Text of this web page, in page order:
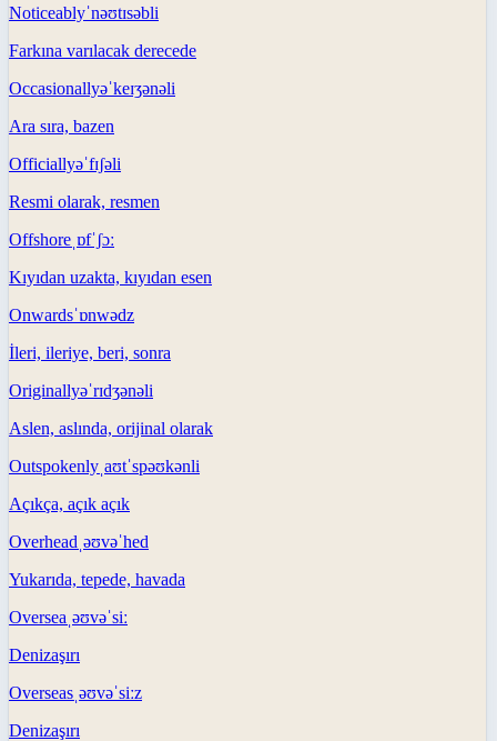
Noticeablyˈnəʊtɪsəbli
Farkına varılacak derecede
Occasionallyəˈkeɪʒənəli
Ara sıra, bazen
Officiallyəˈfɪʃəli
Resmi olarak, resmen
Offshore ˌɒfˈʃɔː
Kıyıdan uzakta, kıyıdan esen
Onwardsˈɒnwədz
İleri, ileriye, beri, sonra
Originallyəˈrɪdʒənəli
Aslen, aslında, orijinal olarak
Outspokenly ˌaʊtˈspəʊkənli
Açıkça, açık açık
Overhead ˌəʊvəˈhed
Yukarıda, tepede, havada
Oversea ˌəʊvəˈsiː
Denizaşırı
Overseas ˌəʊvəˈsiːz
Denizaşırı